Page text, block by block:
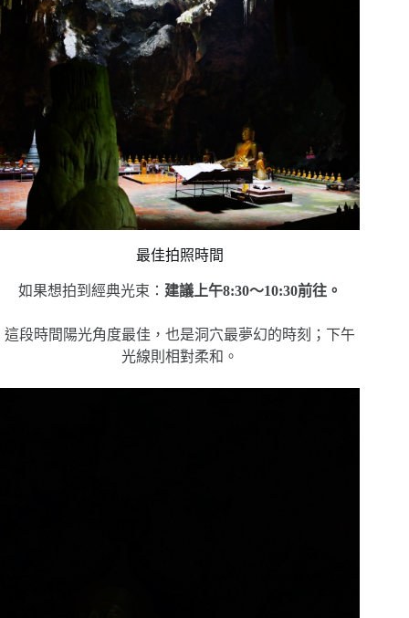
最佳拍照時間
如果想拍到經典光束： 建議上午8:30～10:30前往。
這段時間陽光角度最佳，也是洞穴最夢幻的時刻；下午
光線則相對柔和。